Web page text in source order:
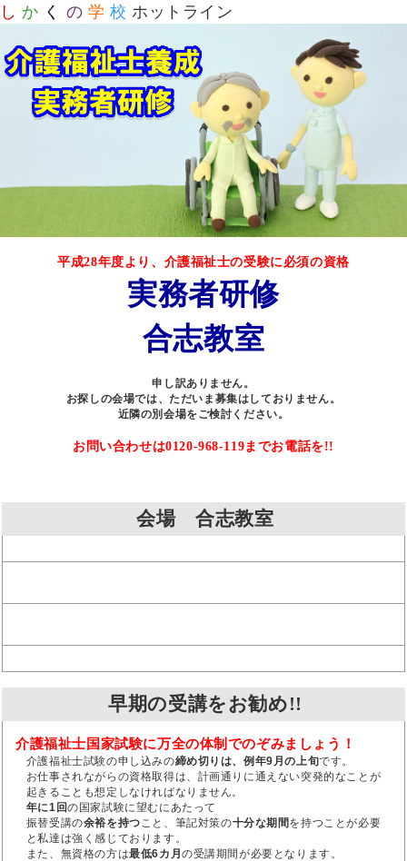
し か く の 学 校 ホットライン
平成28年度より、介護福祉士の受験に必須の資格
実務者研修
合志教室
申し訳ありません。
お探しの会場では、ただいま募集はしておりません。
近隣の別会場をご検討ください。
お問い合わせは0120-968-119までお電話を!!
会場 合志教室
早期の受講をお勧め!!
介護福祉士国家試験に万全の体制でのぞみましょう！
介護福祉士試験の申し込みの締め切りは、例年9月の上旬です。
お仕事されながらの資格取得は、計画通りに通えない突発的なことが
起きることも想定しなければなりません。
年に1回の国家試験に望むにあたって
振替受講の余裕を持つ こと、筆記対策の十分な期間を持つことが必要
と私達は強く感じております。
また、無資格の方は最低6カ月の受講期間が必要となります。